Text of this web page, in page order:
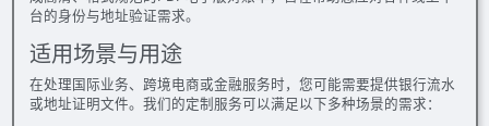
台的身份与地址验证需求。
适用场景与用途
在处理国际业务、跨境电商或金融服务时，您可能需要提供银行流水
或地址证明文件。我们的定制服务可以满足以下多种场景的需求：